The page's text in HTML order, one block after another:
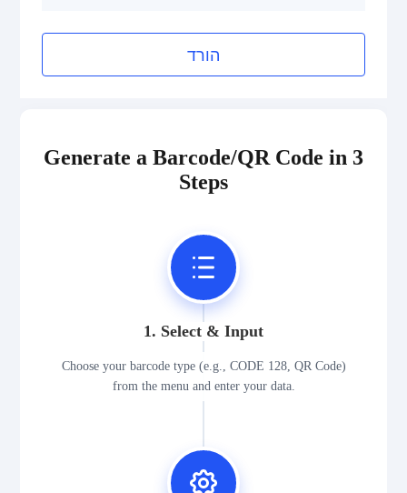
הורד
Generate a Barcode/QR Code in 3
Steps
1. Select & Input
Choose your barcode type (e.g., CODE 128, QR Code)
from the menu and enter your data.